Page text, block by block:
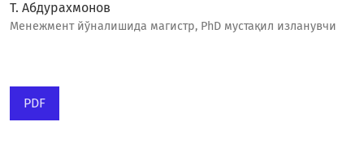
Т. Абдурахмонов
Менежмент йўналишида магистр, PhD мустақил изланувчи
PDF